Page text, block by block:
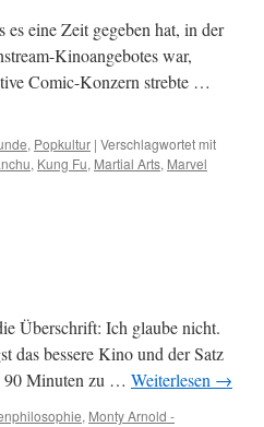
es eine Zeit gegeben hat, in der
Kinoangebotes war,
Comic-Konzern strebte …
, Popkultur | Verschlagwortet mit
, Kung Fu, Martial Arts, Marvel
Überschrift: Ich glaube nicht.
das bessere Kino und der Satz
90 Minuten zu … Weiterlesen →
, Monty Arnold -